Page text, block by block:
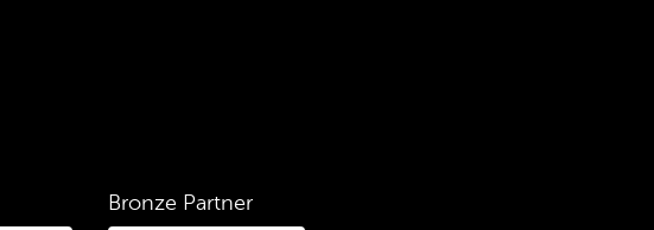
Bronze Partner